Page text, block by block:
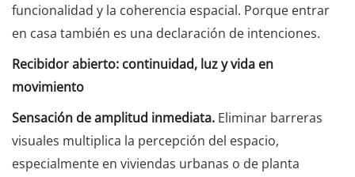
funcionalidad y la coherencia espacial. Porque entrar
en casa también es una declaración de intenciones.
Recibidor abierto: continuidad, luz y vida en
movimiento
Sensación de amplitud inmediata. Eliminar barreras
visuales multiplica la percepción del espacio,
especialmente en viviendas urbanas o de planta